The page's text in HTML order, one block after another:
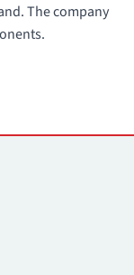
The company